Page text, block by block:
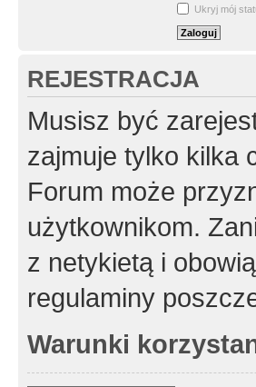
Ukryj mój
REJESTRACJA
Musisz być
zajmuje tylko kilka
Forum może
użytkownikom.
z netykietą i
regulaminy
Warunki